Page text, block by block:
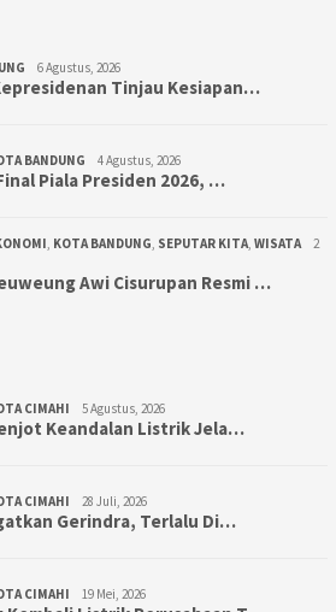
6 Agustus, 2026
Tinjau Kesiapan…
BANDUNG 4 Agustus, 2026
Piala Presiden 2026, …
, KOTA BANDUNG, SEPUTAR KITA, WISATA
2
Awi Cisurupan Resmi …
CIMAHI 5 Agustus, 2026
Keandalan Listrik Jela…
CIMAHI 28 Juli, 2026
Gerindra, Terlalu Di…
CIMAHI 19 Mei, 2026